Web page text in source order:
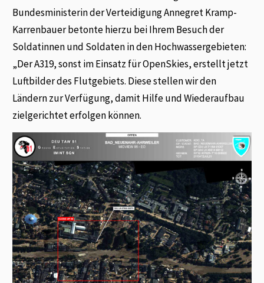
Bundesministerin der Verteidigung Annegret Kramp-
Karrenbauer betonte hierzu bei Ihrem Besuch der
Soldatinnen und Soldaten in den Hochwassergebieten:
„Der A319, sonst im Einsatz für OpenSkies, erstellt jetzt
Luftbilder des Flutgebiets. Diese stellen wir den
Ländern zur Verfügung, damit Hilfe und Wiederaufbau
zielgerichtet erfolgen können.